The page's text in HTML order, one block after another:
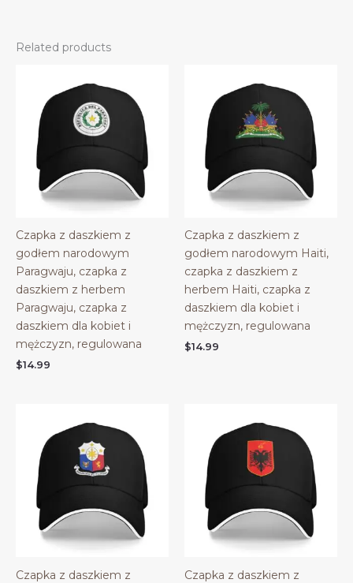
Related products
Czapka z daszkiem z
godłem narodowym
Paragwaju, czapka z
daszkiem z herbem
Paragwaju, czapka z
daszkiem dla kobiet i
mężczyzn, regulowana
$14.99
Czapka z daszkiem z
godłem narodowym Haiti,
czapka z daszkiem z
herbem Haiti, czapka z
daszkiem dla kobiet i
mężczyzn, regulowana
$14.99
Czapka z daszkiem z
Czapka z daszkiem z